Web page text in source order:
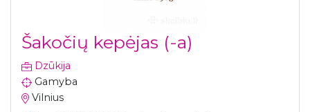
Šakočių kepėjas (-a)
Dzūkija
Gamyba
Vilnius